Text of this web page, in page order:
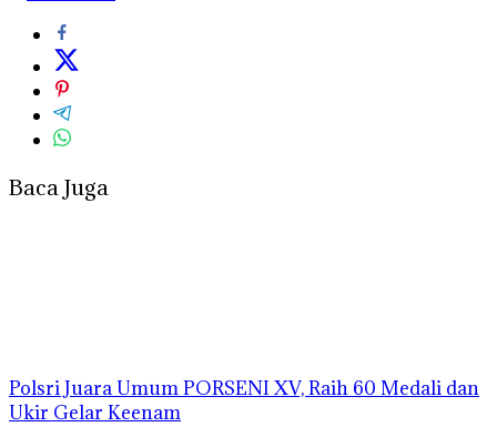
Baca Juga
Polsri Juara Umum PORSENI XV, Raih 60 Medali dan
Ukir Gelar Keenam